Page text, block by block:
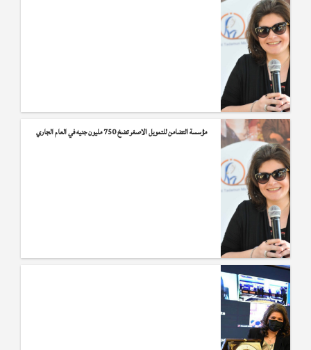
مؤسسة التضامن للتمويل الاصغر تضخ 750 مليون جنيه في العام الجاري